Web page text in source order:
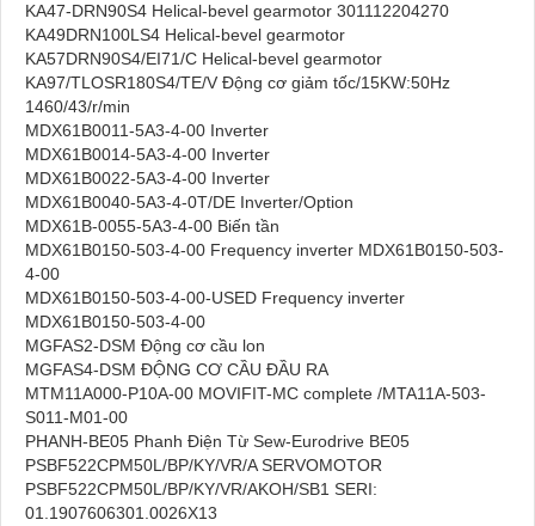
KA47-DRN90S4 Helical-bevel gearmotor 301112204270
KA49DRN100LS4 Helical-bevel gearmotor
KA57DRN90S4/EI71/C Helical-bevel gearmotor
KA97/TLOSR180S4/TE/V Động cơ giảm tốc/15KW:50Hz
1460/43/r/min
MDX61B0011-5A3-4-00 Inverter
MDX61B0014-5A3-4-00 Inverter
MDX61B0022-5A3-4-00 Inverter
MDX61B0040-5A3-4-0T/DE Inverter/Option
MDX61B-0055-5A3-4-00 Biến tần
MDX61B0150-503-4-00 Frequency inverter MDX61B0150-503-
4-00
MDX61B0150-503-4-00-USED Frequency inverter
MDX61B0150-503-4-00
MGFAS2-DSM Động cơ cầu lon
MGFAS4-DSM ĐỘNG CƠ CẦU ĐẦU RA
MTM11A000-P10A-00 MOVIFIT-MC complete /MTA11A-503-
S011-M01-00
PHANH-BE05 Phanh Điện Từ Sew-Eurodrive BE05
PSBF522CPM50L/BP/KY/VR/A SERVOMOTOR
PSBF522CPM50L/BP/KY/VR/AKOH/SB1 SERI:
01.1907606301.0026X13